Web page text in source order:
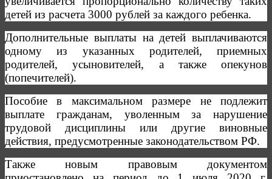
детей из расчета 3000 рублей за каждого ребенка.
Дополнительные выплаты на детей выплачиваются
одному из указанных родителей, приемных
родителей, усыновителей, а также опекунов
(попечителей).
Пособие в максимальном размере не подлежит
выплате гражданам, уволенным за нарушение
трудовой дисциплины или другие виновные
действия, предусмотренные законодательством РФ.
Также новым правовым документом